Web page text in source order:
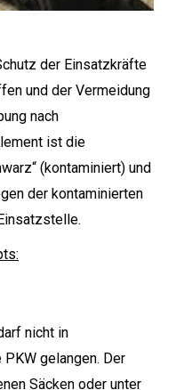
der Einsatzkräfte
und der Vermeidung
nach
ist die
(kontaminiert) und
der kontaminierten
nicht in
gelangen. Der
Säcken oder unter